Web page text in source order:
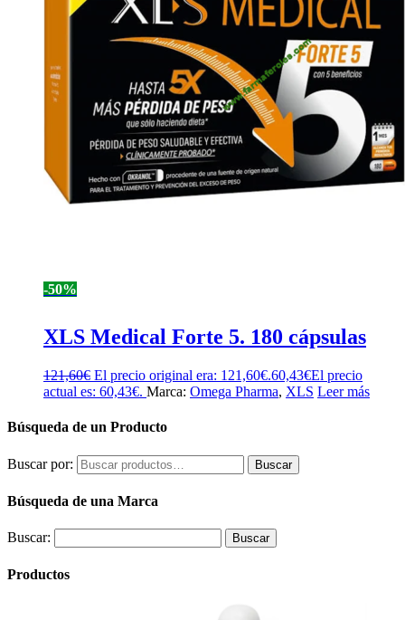
-50%
XLS Medical Forte 5. 180 cápsulas
121,60€ El precio original era: 121,60€.60,43€El precio
actual es: 60,43€. Marca: Omega Pharma, XLS Leer más
Búsqueda de un Producto
Buscar por: Buscar
Búsqueda de una Marca
Buscar:
Productos